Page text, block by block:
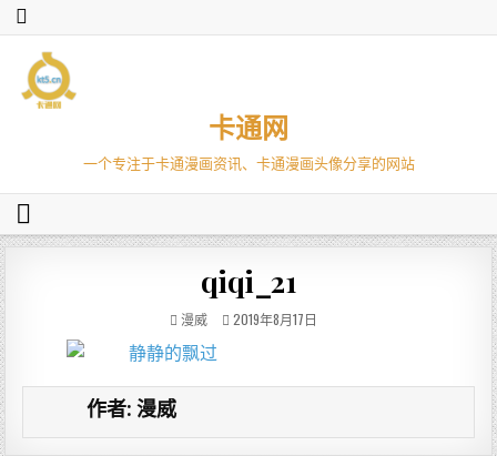
卡通网
一个专注于卡通漫画资讯、卡通漫画头像分享的网站
qiqi_21
漫威 2019年8月17日
作者: 漫威